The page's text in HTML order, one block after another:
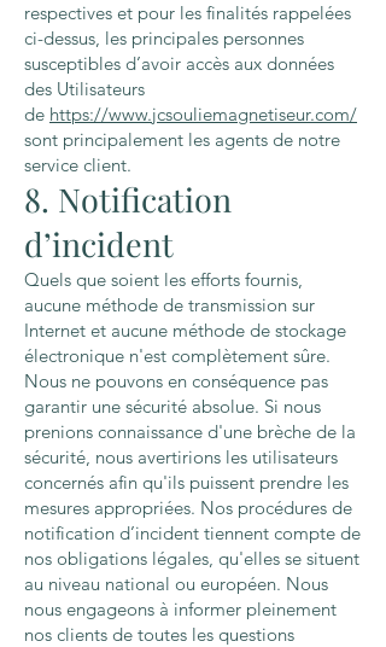
respectives et pour les finalités rappelées
ci-dessus, les principales personnes
susceptibles d’avoir accès aux données
des Utilisateurs
de https://www.jcsouliemagnetiseur.com/
sont principalement les agents de notre
service client.
8. Notification
d’incident
Quels que soient les efforts fournis,
aucune méthode de transmission sur
Internet et aucune méthode de stockage
électronique n'est complètement sûre.
Nous ne pouvons en conséquence pas
garantir une sécurité absolue. Si nous
prenions connaissance d'une brèche de la
sécurité, nous avertirions les utilisateurs
concernés afin qu'ils puissent prendre les
mesures appropriées. Nos procédures de
notification d’incident tiennent compte de
nos obligations légales, qu'elles se situent
au niveau national ou européen. Nous
nous engageons à informer pleinement
nos clients de toutes les questions